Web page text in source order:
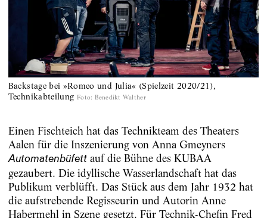
Backstage bei »Romeo und Julia« (Spielzeit 2020/21),
Technikabteilung Foto: Benedikt Walther
Einen Fischteich hat das Technikteam des Theaters
Aalen für die Inszenierung von Anna Gmeyners
Automatenbüfettauf die Bühne des KUBAA
gezaubert. Die idyllische Wasserlandschaft hat das
Publikum verblüfft. Das Stück aus dem Jahr 1932 hat
die aufstrebende Regisseurin und Autorin Anne
Habermehl in Szene gesetzt. Für ­Technik-Chefin Fred